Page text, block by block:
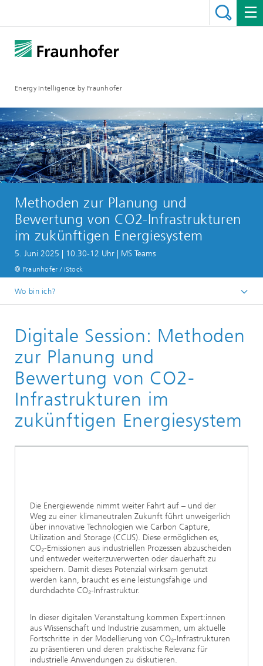
Energy Intelligence by Fraunhofer
Methoden zur Planung und
Bewertung von CO2-Infrastrukturen
im zukünftigen Energiesystem
5. Juni 2025 | 10.30-12 Uhr | MS Teams
© Fraunhofer / iStock
Wo bin ich?
Veranstaltungen
Vergangene Veranstaltungen
Digitale Session: Methoden
zur Planung und
Bewertung von CO2-
Infrastrukturen im
zukünftigen Energiesystem
Die Energiewende nimmt weiter Fahrt auf – und der
Weg zu einer klimaneutralen Zukunft führt unweigerlich
über innovative Technologien wie Carbon Capture,
Utilization and Storage (CCUS). Diese ermöglichen es,
CO₂-Emissionen aus industriellen Prozessen abzuscheiden
und entweder weiterzuverwerten oder dauerhaft zu
speichern. Damit dieses Potenzial wirksam genutzt
werden kann, braucht es eine leistungsfähige und
durchdachte CO₂-Infrastruktur.
In dieser digitalen Veranstaltung kommen Expert:innen
aus Wissenschaft und Industrie zusammen, um aktuelle
Fortschritte in der Modellierung von CO₂-Infrastrukturen
zu präsentieren und deren praktische Relevanz für
industrielle Anwendungen zu diskutieren.